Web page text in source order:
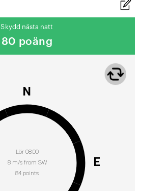
Skydd nästa natt
80 poäng
Lör 08:00
8 m/s from SW
84 points
N
E